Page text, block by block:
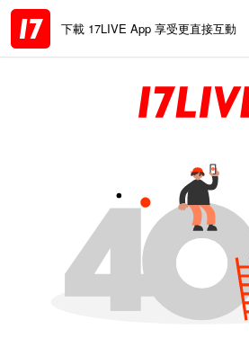
下載 17LIVE App 享受更直接互動